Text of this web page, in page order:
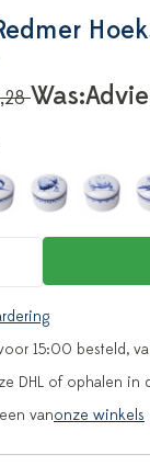
Was:
15:00 besteld,
DHL of ophalen in
vanonze winkels